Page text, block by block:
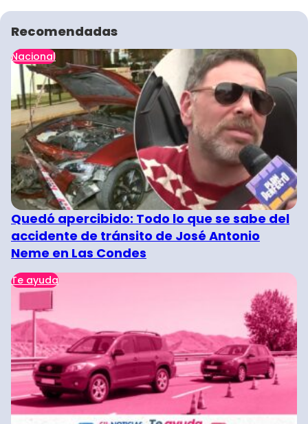
Recomendadas
Nacional
Quedó apercibido: Todo lo que se sabe del
accidente de tránsito de José Antonio
Neme en Las Condes
Te ayuda